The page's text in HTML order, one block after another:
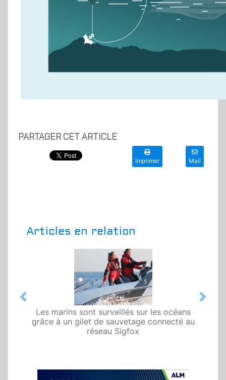
PARTAGER CET ARTICLE
Imprimer Mail
Articles en relation
Les marins sont surveillés sur les océans
grâce à un gilet de sauvetage connecté au
réseau Sigfox
Previous Next